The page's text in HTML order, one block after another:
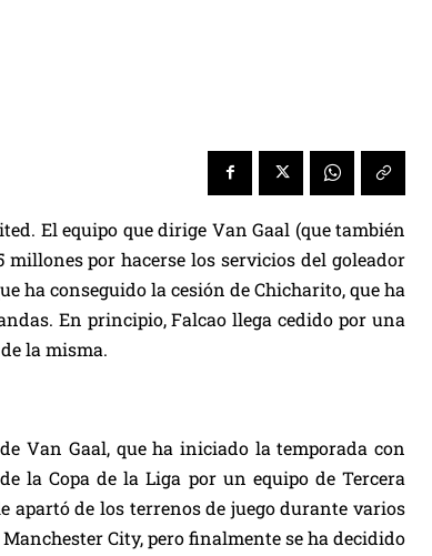
El equipo que dirige Van Gaal (que también
por hacerse los servicios del goleador
ha conseguido la cesión de Chicharito, que ha
En principio, Falcao llega cedido por una
la misma.
Van Gaal, que ha iniciado la temporada con
la Copa de la Liga por un equipo de Tercera
apartó de los terrenos de juego durante varios
City, pero finalmente se ha decidido